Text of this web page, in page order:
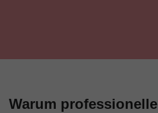
Warum professionelle